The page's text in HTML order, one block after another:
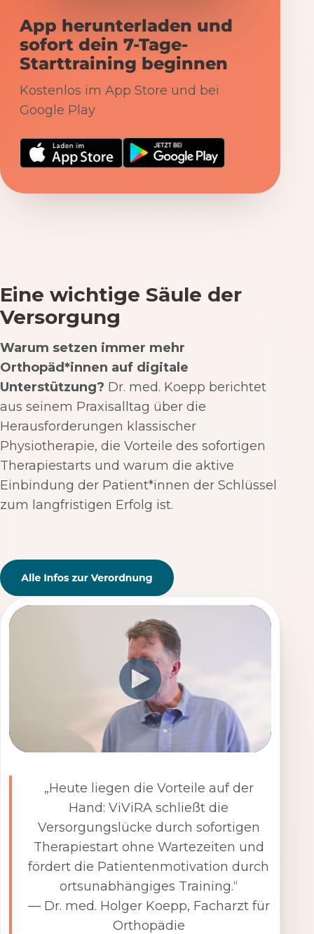
App herunterladen und
sofort dein 7-Tage-
Starttraining beginnen
Kostenlos im App Store und bei
Google Play
Eine wichtige Säule der
Versorgung
Warum setzen immer mehr
Orthopäd*innen auf digitale
Unterstützung? Dr. med. Koepp berichtet
aus seinem Praxisalltag über die
Herausforderungen klassischer
Physiotherapie, die Vorteile des sofortigen
Therapiestarts und warum die aktive
Einbindung der Patient*innen der Schlüssel
zum langfristigen Erfolg ist.
„Heute liegen die Vorteile auf der
Hand: ViViRA schließt die
Versorgungslücke durch sofortigen
Therapiestart ohne Wartezeiten und
fördert die Patientenmotivation durch
ortsunabhängiges Training.“
— Dr. med. Holger Koepp, Facharzt für
Orthopädie